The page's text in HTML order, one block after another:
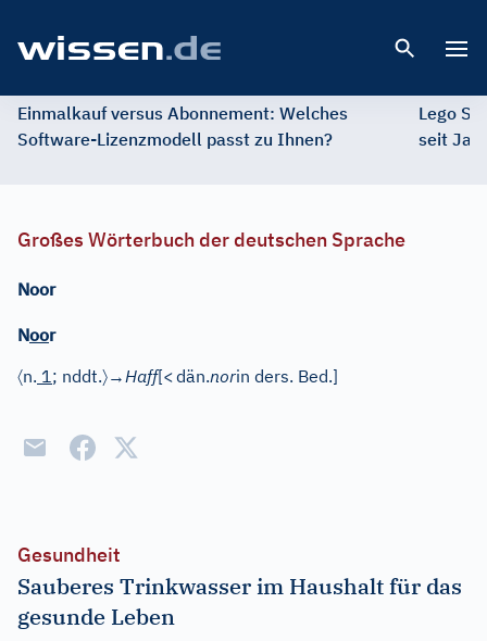
Einmalkauf versus Abonnement: Welches
Software-Lizenzmodell passt zu Ihnen?
Lego
seit
Großes Wörterbuch der deutschen Sprache
Noor
Noor
〈n. 1; nddt.〉→Haff[<dän.norin ders. Bed.]
Gesundheit
Sauberes Trinkwasser im Haushalt für das
gesunde Leben